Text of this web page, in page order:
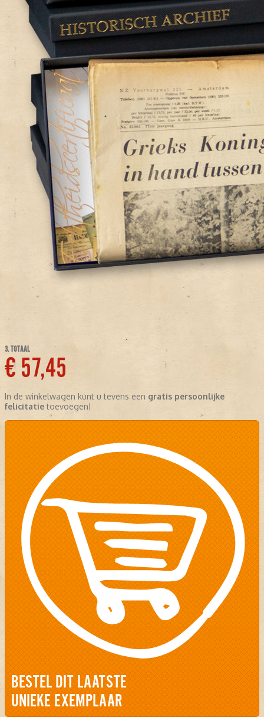
3. TOTAAL
€ 57,45
In de winkelwagen kunt u tevens een gratis persoonlijke
felicitatietoevoegen!
BESTEL DIT LAATSTE
UNIEKE EXEMPLAAR